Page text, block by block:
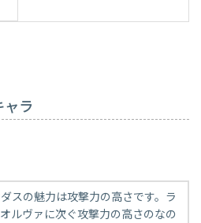
ャラ
スの魅力は攻撃力の高さです。ラ
ルヴァに次ぐ攻撃力の高さのなの